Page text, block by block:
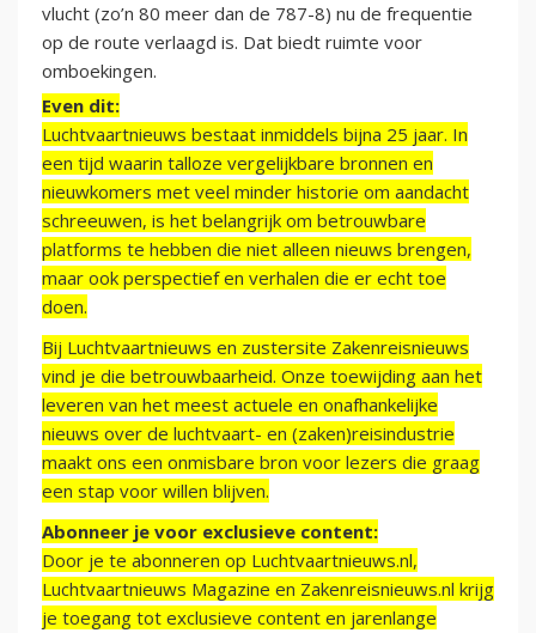
vlucht (zo’n 80 meer dan de 787-8) nu de frequentie
op de route verlaagd is. Dat biedt ruimte voor
omboekingen.
Even dit:
Luchtvaartnieuws bestaat inmiddels bijna 25 jaar. In
een tijd waarin talloze vergelijkbare bronnen en
nieuwkomers met veel minder historie om aandacht
schreeuwen, is het belangrijk om betrouwbare
platforms te hebben die niet alleen nieuws brengen,
maar ook perspectief en verhalen die er echt toe
doen.
Bij Luchtvaartnieuws en zustersite Zakenreisnieuws
vind je die betrouwbaarheid. Onze toewijding aan het
leveren van het meest actuele en onafhankelijke
nieuws over de luchtvaart- en (zaken)reisindustrie
maakt ons een onmisbare bron voor lezers die graag
een stap voor willen blijven.
Abonneer je voor exclusieve content:
Door je te abonneren op Luchtvaartnieuws.nl,
Luchtvaartnieuws Magazine en Zakenreisnieuws.nl krijg
je toegang tot exclusieve content en jarenlange